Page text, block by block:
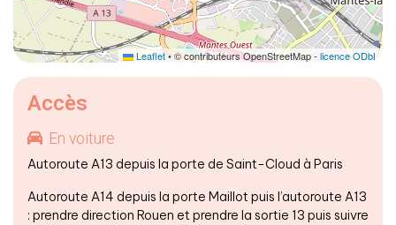
Leaflet• © contributeurs OpenStreetMap -licence ODbL
Accès
En voiture
Autoroute A13 depuis la porte de Saint-Cloud à Paris
Autoroute A14 depuis la porte Maillot puis l’autoroute A13
: prendre direction Rouen et prendre la sortie 13 puis suivre